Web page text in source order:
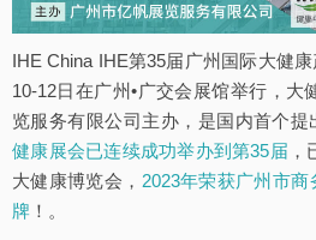
IHE China IHE第35届广州国际大健
10-12日在广州•广交会展馆举行，大
览服务有限公司主办，是国内首个提
健康展会已连续成功举办到第35届
大健康博览会， 2023年荣获广州市商
牌 ！。